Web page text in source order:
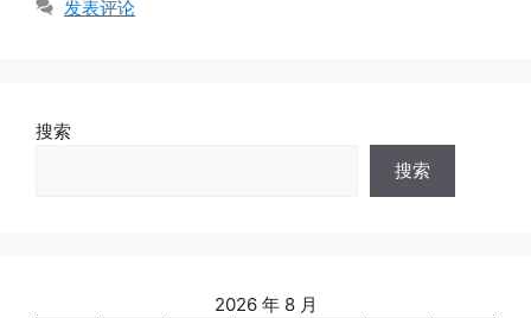
发表评论
搜索
搜索
2026 年 8 月